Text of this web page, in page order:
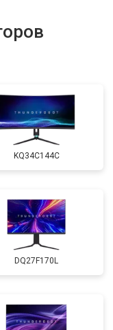
KQ34C144C
DQ27F170L